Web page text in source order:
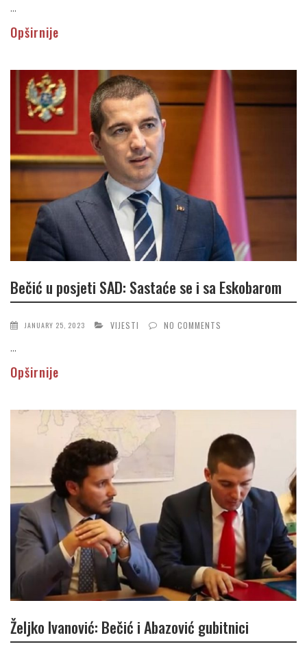
...
Opširnije
Bečić u posjeti SAD: Sastaće se i sa Eskobarom
JANUARY 25, 2023 VIJESTI NO COMMENTS
...
Opširnije
Željko Ivanović: Bečić i Abazović gubitnici